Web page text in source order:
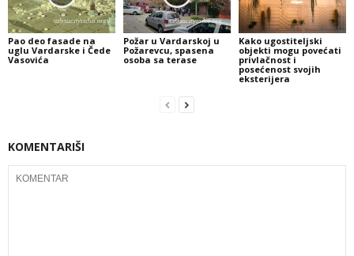
Pao deo fasade na
uglu Vardarske i Čede
Vasovića
Požar u Vardarskoj u
Požarevcu, spasena
osoba sa terase
Kako ugostiteljski
objekti mogu povećati
privlačnost i
posećenost svojih
eksterijera
KOMENTARIŠI